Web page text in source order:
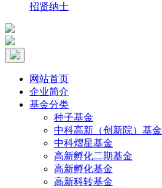
招贤纳士
网站首页
企业简介
基金分类
种子基金
中科高新（创新院）基金
中科熠星基金
高新孵化二期基金
高新孵化基金
高新科转基金